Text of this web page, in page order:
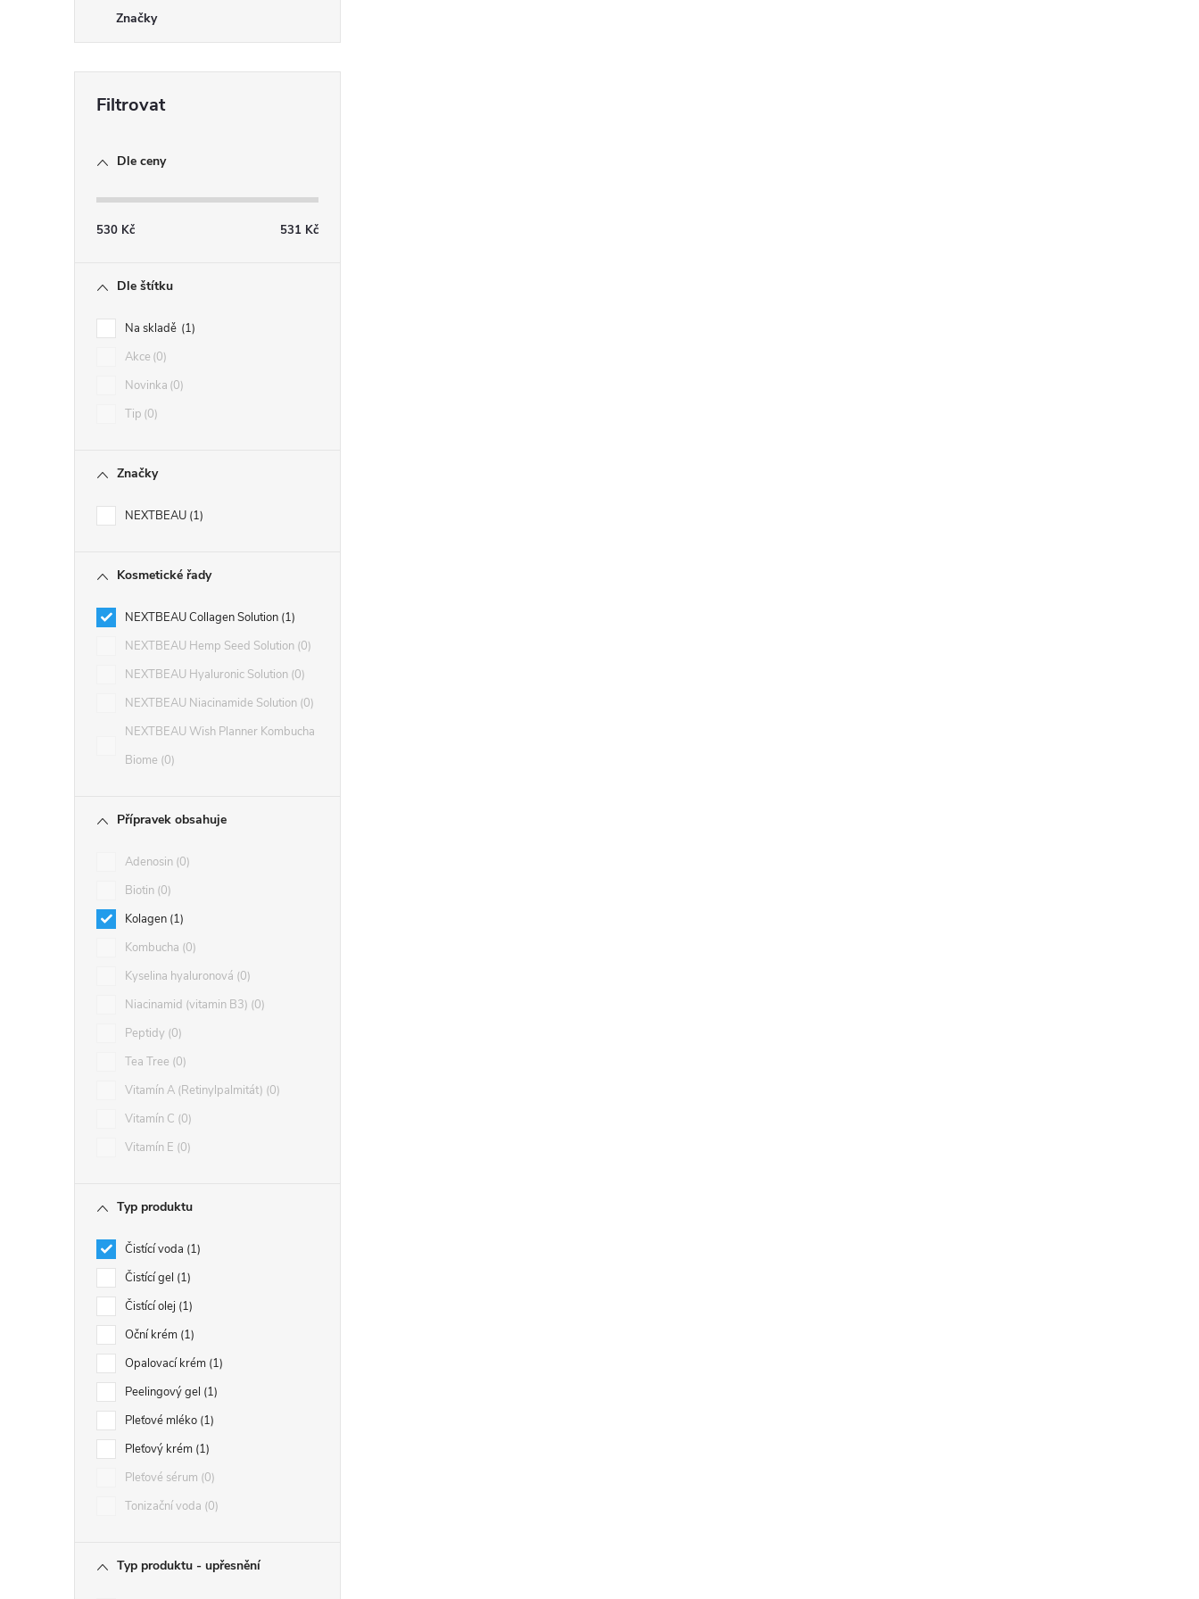
Značky
Dle ceny
530 Kč 531 Kč
Dle štítku
Na skladě 1
Akce 0
Novinka 0
Tip 0
Značky
NEXTBEAU 1
Kosmetické řady
NEXTBEAU Collagen Solution 1
NEXTBEAU Hemp Seed Solution 0
NEXTBEAU Hyaluronic Solution 0
NEXTBEAU Niacinamide Solution 0
NEXTBEAU Wish Planner Kombucha
Biome 0
Přípravek obsahuje
Adenosin 0
Biotin 0
Kolagen 1
Kombucha 0
Kyselina hyaluronová 0
Niacinamid (vitamin B3) 0
Peptidy 0
Tea Tree 0
Vitamín A (Retinylpalmitát) 0
Vitamín C 0
Vitamín E 0
Typ produktu
Čistící voda 1
Čistící gel 1
Čistící olej 1
Oční krém 1
Opalovací krém 1
Peelingový gel 1
Pleťové mléko 1
Pleťový krém 1
Pleťové sérum 0
Tonizační voda 0
Typ produktu - upřesnění